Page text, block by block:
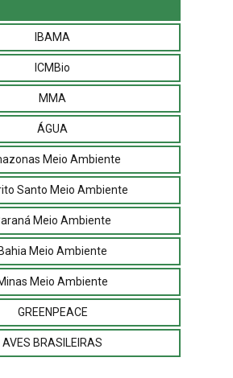
IBAMA
ICMBio
MMA
ÁGUA
Meio Ambiente
Santo Meio Ambiente
Meio Ambiente
Bahia Meio Ambiente
Meio Ambiente
GREENPEACE
AVES BRASILEIRAS